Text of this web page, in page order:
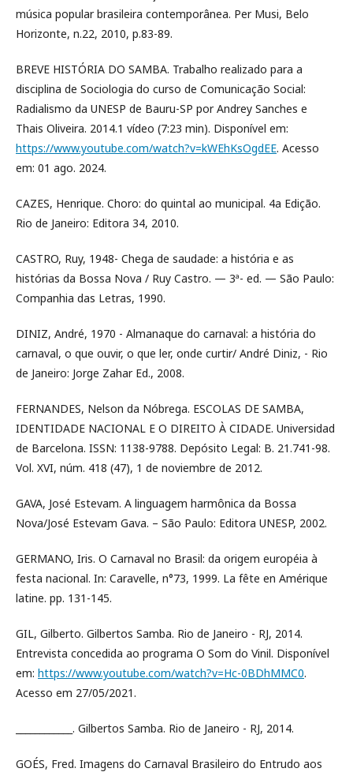
música popular brasileira contemporânea. Per Musi, Belo
Horizonte, n.22, 2010, p.83-89.
BREVE HISTÓRIA DO SAMBA. Trabalho realizado para a
disciplina de Sociologia do curso de Comunicação Social:
Radialismo da UNESP de Bauru-SP por Andrey Sanches e
Thais Oliveira. 2014.1 vídeo (7:23 min). Disponível em:
https://www.youtube.com/watch?v=kWEhKsOgdEE. Acesso
em: 01 ago. 2024.
CAZES, Henrique. Choro: do quintal ao municipal. 4a Edição.
Rio de Janeiro: Editora 34, 2010.
CASTRO, Ruy, 1948- Chega de saudade: a história e as
histórias da Bossa Nova / Ruy Castro. — 3ª- ed. — São Paulo:
Companhia das Letras, 1990.
DINIZ, André, 1970 - Almanaque do carnaval: a história do
carnaval, o que ouvir, o que ler, onde curtir/ André Diniz, - Rio
de Janeiro: Jorge Zahar Ed., 2008.
FERNANDES, Nelson da Nóbrega. ESCOLAS DE SAMBA,
IDENTIDADE NACIONAL E O DIREITO À CIDADE. Universidad
de Barcelona. ISSN: 1138-9788. Depósito Legal: B. 21.741-98.
Vol. XVI, núm. 418 (47), 1 de noviembre de 2012.
GAVA, José Estevam. A linguagem harmônica da Bossa
Nova/José Estevam Gava. – São Paulo: Editora UNESP, 2002.
GERMANO, Iris. O Carnaval no Brasil: da origem européia à
festa nacional. In: Caravelle, n°73, 1999. La fête en Amérique
latine. pp. 131-145.
GIL, Gilberto. Gilbertos Samba. Rio de Janeiro - RJ, 2014.
Entrevista concedida ao programa O Som do Vinil. Disponível
em: https://www.youtube.com/watch?v=Hc-0BDhMMC0.
Acesso em 27/05/2021.
____________. Gilbertos Samba. Rio de Janeiro - RJ, 2014.
GOÉS, Fred. Imagens do Carnaval Brasileiro do Entrudo aos